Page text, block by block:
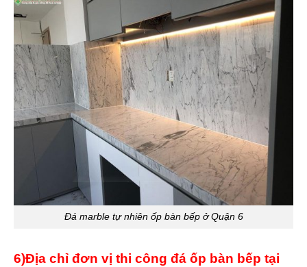
Đá marble tự nhiên ốp bàn bếp ở Quận 6
6)Địa chỉ đơn vị thi công đá ốp bàn bếp tại